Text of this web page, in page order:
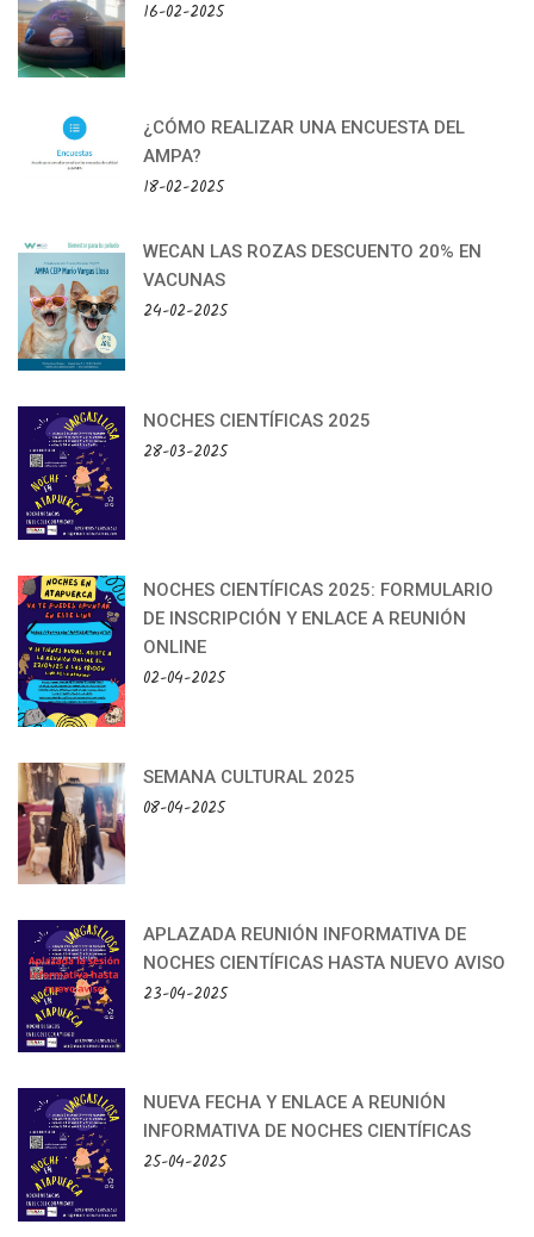
16-02-2025
¿CÓMO REALIZAR UNA ENCUESTA DEL
AMPA?
18-02-2025
WECAN LAS ROZAS DESCUENTO 20% EN
VACUNAS
24-02-2025
NOCHES CIENTÍFICAS 2025
28-03-2025
NOCHES CIENTÍFICAS 2025: FORMULARIO
DE INSCRIPCIÓN Y ENLACE A REUNIÓN
ONLINE
02-04-2025
SEMANA CULTURAL 2025
08-04-2025
APLAZADA REUNIÓN INFORMATIVA DE
NOCHES CIENTÍFICAS HASTA NUEVO AVISO
23-04-2025
NUEVA FECHA Y ENLACE A REUNIÓN
INFORMATIVA DE NOCHES CIENTÍFICAS
25-04-2025